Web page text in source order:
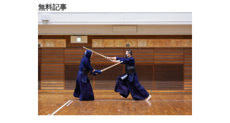
無料記事